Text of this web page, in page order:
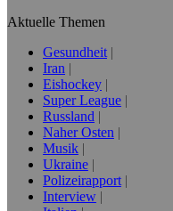
Aktuelle Themen
Gesundheit
Iran
Eishockey
Super League
Russland
Naher Osten
Musik
Ukraine
Polizeirapport
Interview